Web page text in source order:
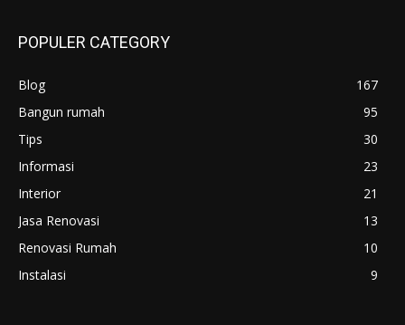
POPULER CATEGORY
Blog
167
Bangun rumah
95
Tips
30
Informasi
23
Interior
21
Jasa Renovasi
13
Renovasi Rumah
10
Instalasi
9